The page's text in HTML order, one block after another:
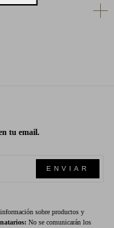
tu email.
ENVIAR
sobre productos y
No se comunicarán los